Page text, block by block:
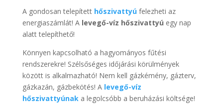
A gondosan telepített hőszivattyú felezheti az
energiaszámlát! A levegő-víz hőszivattyú egy nap
alatt telepíthető!
Könnyen kapcsolható a hagyományos fűtési
rendszerekre! Szélsőséges időjárási körülmények
között is alkalmazható! Nem kell gázkémény, gázterv,
gázkazán, gázbekötés! A levegő-víz
hőszivattyúnaka legolcsóbb a beruházási költsége!